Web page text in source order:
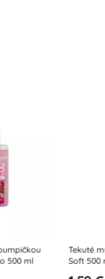
Tekuté
ml